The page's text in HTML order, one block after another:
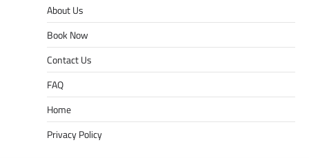
About Us
Book Now
Contact Us
FAQ
Home
Privacy Policy